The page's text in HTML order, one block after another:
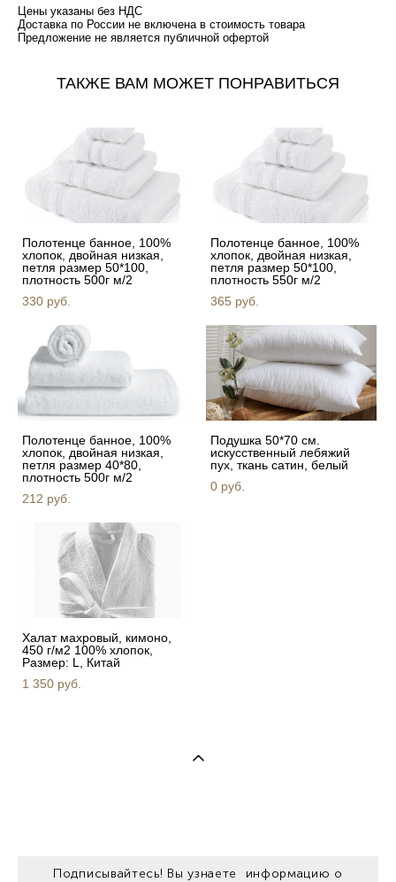
Цены указаны без НДС
Доставка по России не включена в стоимость товара
​Предложение не является публичной офертой
ТАКЖЕ ВАМ МОЖЕТ ПОНРАВИТЬСЯ
Полотенце банное, 100%
хлопок, двойная низкая,
петля размер 50*100,
плотность 500г м/2
330 pуб.
Полотенце банное, 100%
хлопок, двойная низкая,
петля размер 50*100,
плотность 550г м/2
365 pуб.
Полотенце банное, 100%
хлопок, двойная низкая,
петля размер 40*80,
плотность 500г м/2
212 pуб.
Подушка 50*70 см.
искусственный лебяжий
пух, ткань сатин, белый
0 pуб.
Халат махровый, кимоно,
450 г/м2 100% хлопок,
Размер: L, Китай
1 350 pуб.
Подписывайтесь! Вы узнаете информацию о